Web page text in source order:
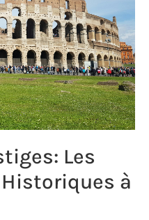
Les
à